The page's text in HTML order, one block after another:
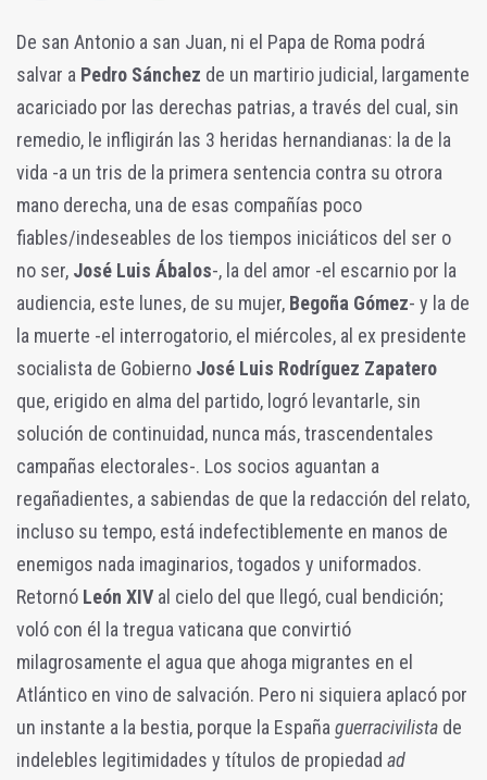
De san Antonio a san Juan, ni el Papa de Roma podrá
salvar a Pedro Sánchez de un martirio judicial, largamente
acariciado por las derechas patrias, a través del cual, sin
remedio, le infligirán las 3 heridas hernandianas: la de la
vida -a un tris de la primera sentencia contra su otrora
mano derecha, una de esas compañías poco
fiables/indeseables de los tiempos iniciáticos del ser o
no ser, José Luis Ábalos-, la del amor -el escarnio por la
audiencia, este lunes, de su mujer, Begoña Gómez- y la de
la muerte -el interrogatorio, el miércoles, al ex presidente
socialista de Gobierno José Luis Rodríguez Zapatero
que, erigido en alma del partido, logró levantarle, sin
solución de continuidad, nunca más, trascendentales
campañas electorales-. Los socios aguantan a
regañadientes, a sabiendas de que la redacción del relato,
incluso su tempo, está indefectiblemente en manos de
enemigos nada imaginarios, togados y uniformados.
Retornó León XIV al cielo del que llegó, cual bendición;
voló con él la tregua vaticana que convirtió
milagrosamente el agua que ahoga migrantes en el
Atlántico en vino de salvación. Pero ni siquiera aplacó por
un instante a la bestia, porque la España guerracivilista de
indelebles legitimidades y títulos de propiedad ad